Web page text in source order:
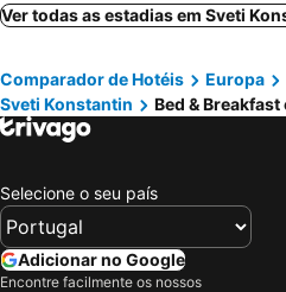
Golden Sands, bed and breakfasts
Ver todas as estadias em Sveti
Comparador de Hotéis Europa
Sveti Konstantin
Bed &
Selecione o seu país
Adicionar no Google
Encontre facilmente os nossos